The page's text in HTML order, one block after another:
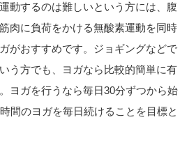
動するのは難しいという方には、腹
肉に負荷をかける無酸素運動を同時
がおすすめです。ジョギングなどで
う方でも、ヨガなら比較的簡単に有
ヨガを行うなら毎日30分ずつから始
間のヨガを毎日続けることを目標と